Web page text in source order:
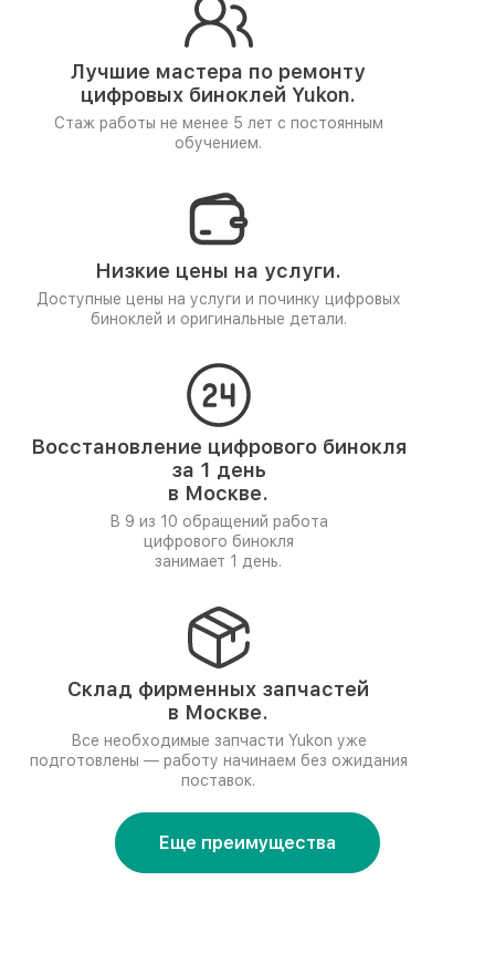
Лучшие мастера по ремонту
цифровых биноклей Yukon.
Стаж работы не менее 5 лет с постоянным
обучением.
Низкие цены на услуги.
Доступные цены на услуги и починку цифровых
биноклей и оригинальные детали.
Восстановление цифрового бинокля
за 1 день
в Москве.
В 9 из 10 обращений работа
цифрового бинокля
занимает 1 день.
Склад фирменных запчастей
в Москве.
Все необходимые запчасти Yukon уже
подготовлены — работу начинаем без ожидания
поставок.
Еще преимущества